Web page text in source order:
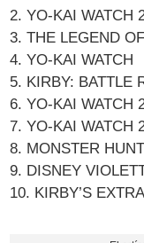
2. YO-KAI WATCH
3. THE LEGEND
4. YO-KAI WATCH
5. KIRBY: BATTLE
6. YO-KAI WATCH
7. YO-KAI WATCH
8. MONSTER
9. DISNEY
10. KIRBY’S